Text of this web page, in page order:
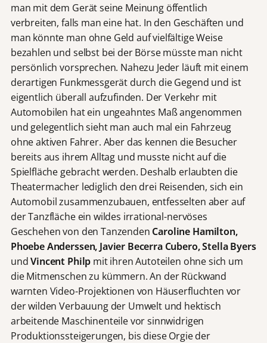
man mit dem Gerät seine Meinung öffentlich
verbreiten, falls man eine hat. In den Geschäften und
man könnte man ohne Geld auf vielfältige Weise
bezahlen und selbst bei der Börse müsste man nicht
persönlich vorsprechen. Nahezu Jeder läuft mit einem
derartigen Funkmessgerät durch die Gegend und ist
eigentlich überall aufzufinden. Der Verkehr mit
Automobilen hat ein ungeahntes Maß angenommen
und gelegentlich sieht man auch mal ein Fahrzeug
ohne aktiven Fahrer. Aber das kennen die Besucher
bereits aus ihrem Alltag und musste nicht auf die
Spielfläche gebracht werden. Deshalb erlaubten die
Theatermacher lediglich den drei Reisenden, sich ein
Automobil zusammenzubauen, entfesselten aber auf
der Tanzfläche ein wildes irrational-nervöses
Geschehen von den Tanzenden Caroline Hamilton,
Phoebe Anderssen, Javier Becerra Cubero, Stella Byers
undVincent Philp mit ihren Autoteilen ohne sich um
die Mitmenschen zu kümmern. An der Rückwand
warnten Video-Projektionen von Häuserfluchten vor
der wilden Verbauung der Umwelt und hektisch
arbeitende Maschinenteile vor sinnwidrigen
Produktionssteigerungen, bis diese Orgie der